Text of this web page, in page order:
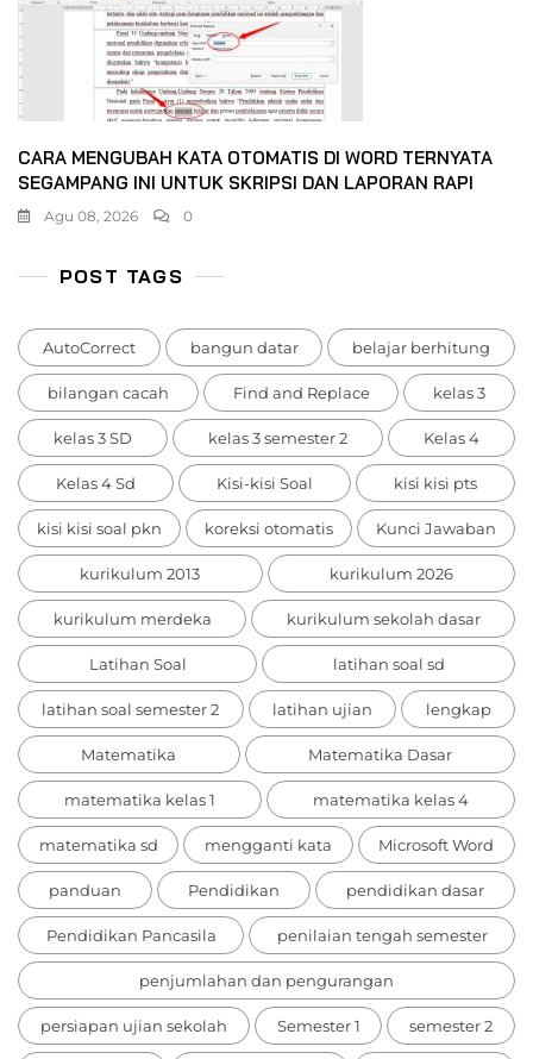
CARA MENGUBAH KATA OTOMATIS DI WORD TERNYATA
SEGAMPANG INI UNTUK SKRIPSI DAN LAPORAN RAPI
Agu 08, 2026 0
POST TAGS
AutoCorrect bangun datar belajar berhitung
bilangan cacah Find and Replace kelas 3
kelas 3 SD kelas 3 semester 2 Kelas 4
Kelas 4 Sd Kisi-kisi Soal kisi kisi pts
kisi kisi soal pkn koreksi otomatis Kunci Jawaban
kurikulum 2013 kurikulum 2026
kurikulum merdeka kurikulum sekolah dasar
Latihan Soal latihan soal sd
latihan soal semester 2 latihan ujian lengkap
Matematika Matematika Dasar
matematika kelas 1 matematika kelas 4
matematika sd mengganti kata Microsoft Word
panduan Pendidikan pendidikan dasar
Pendidikan Pancasila penilaian tengah semester
penjumlahan dan pengurangan
persiapan ujian sekolah Semester 1 semester 2